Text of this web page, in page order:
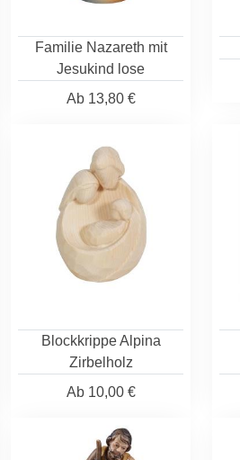
Familie Nazareth mit
Jesukind lose
Ab13,80 €
Blockkrippe Alpina
Zirbelholz
Ab10,00 €